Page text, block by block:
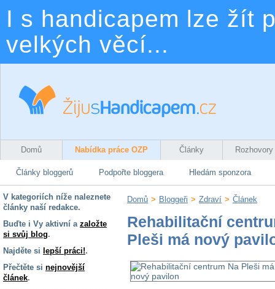
I s handicapem lze žít
velkých věcí...
Domů Nabídka práce OZP Články Rozhovory
Články bloggerů Podpořte bloggera Hledám sponzora
V kategoriích níže naleznete
články naší redakce.
Buďte i Vy aktivní a založte
si svůj blog.
Najděte si lepší práci!.
Přečtěte si nejnovější
článek.
Domů > Bloggeři > Zdraví > Článek
Rehabilitační
Pleši má nový